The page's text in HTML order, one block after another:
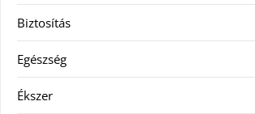
Biztosítás
Egészség
Ékszer